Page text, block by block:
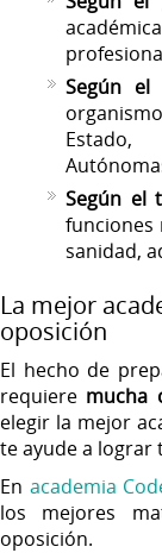
Según el
Estado,
Según el
funciones
sanidad,
La mejor
oposición
El hecho de
requiere mucha
elegir la mejor
te ayude a lograr
En academia
los mejores
oposición.